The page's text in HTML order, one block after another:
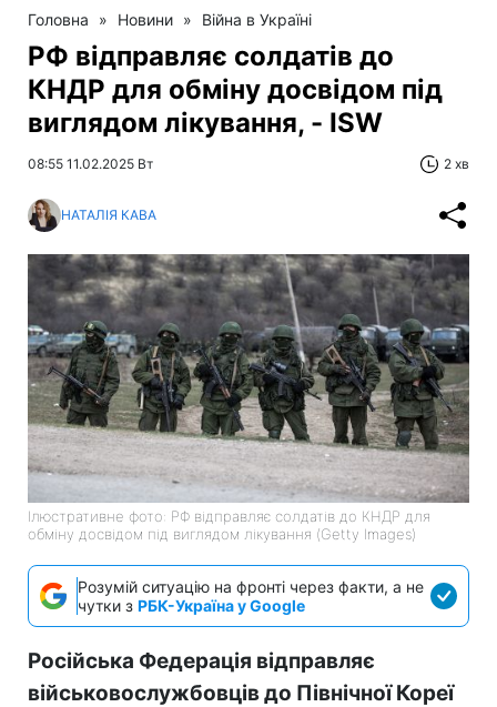
Головна » Новини » Війна в Україні
РФ відправляє солдатів до
КНДР для обміну досвідом під
виглядом лікування, - ISW
08:55 11.02.2025 Вт 2 хв
НАТАЛІЯ КАВА
Ілюстративне фото: РФ відправляє солдатів до КНДР для
обміну досвідом під виглядом лікування (Getty Images)
Розумій ситуацію на фронті через факти, а не
чутки з РБК-Україна у Google
Російська Федерація відправляє
військовослужбовців до Північної Кореї